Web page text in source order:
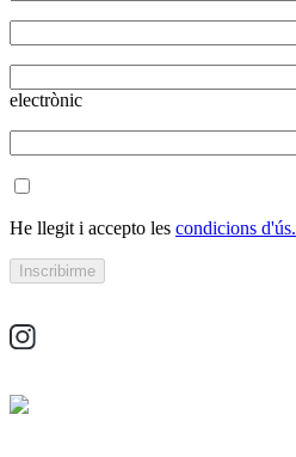
electrònic
He llegit i accepto les condicions d'ús.